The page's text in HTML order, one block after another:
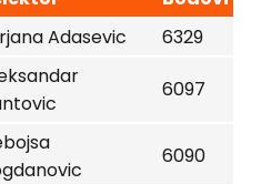
Adasevic 6329
6097
6090